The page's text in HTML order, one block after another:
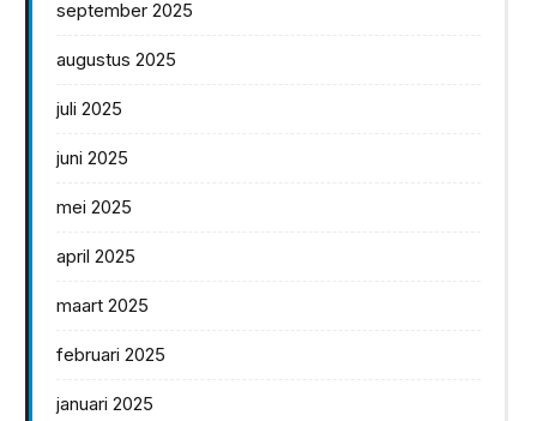
september 2025
augustus 2025
juli 2025
juni 2025
mei 2025
april 2025
maart 2025
februari 2025
januari 2025